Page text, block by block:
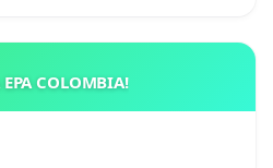
EPA COLOMBIA!